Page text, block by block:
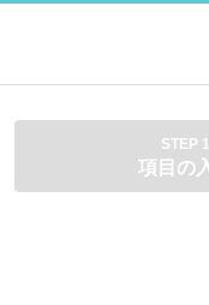
STEP 1
項目の